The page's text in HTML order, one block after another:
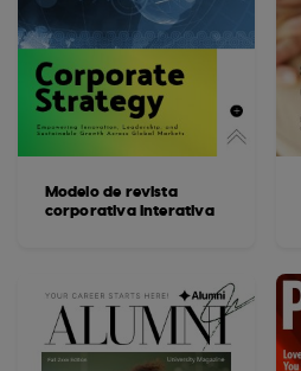
Modelo de revista
corporativa interativa